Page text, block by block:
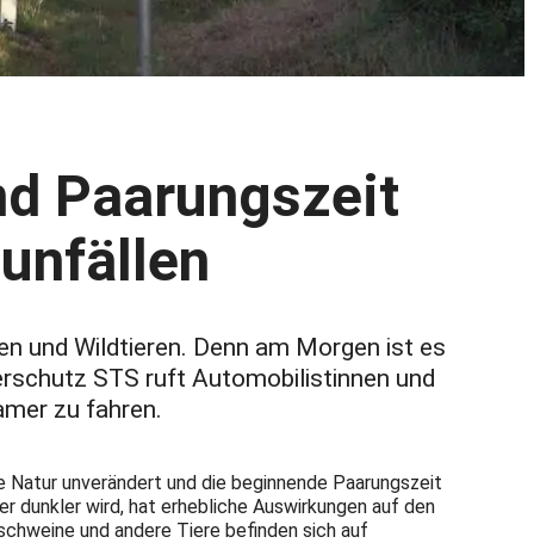
Paarungszeit
und Wildtieren. Denn am Morgen ist es
STS ruft Automobilistinnen und
zu fahren.
unverändert und die beginnende Paarungszeit
dunkler wird, hat erhebliche Auswirkungen auf den
und andere Tiere befinden sich auf